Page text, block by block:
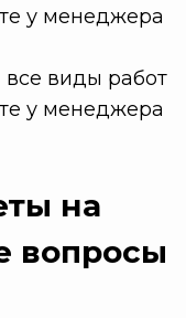
у менеджера
все виды работ
у менеджера
на
вопросы